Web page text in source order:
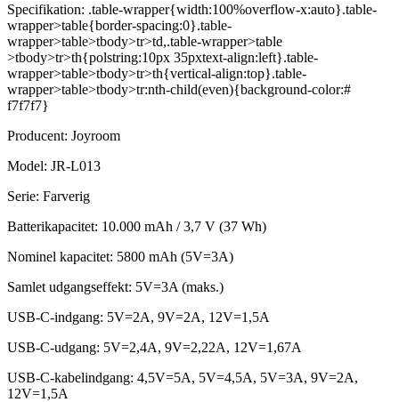
Specifikation: .table-wrapper{width:100%overflow-x:auto}.table-
wrapper>table{border-spacing:0}.table-
wrapper>table>tbody>tr>td,.table-wrapper>table
>tbody>tr>th{polstring:10px 35pxtext-align:left}.table-
wrapper>table>tbody>tr>th{vertical-align:top}.table-
wrapper>table>tbody>tr:nth-child(even){background-color:#
f7f7f7}
Producent: Joyroom
Model: JR-L013
Serie: Farverig
Batterikapacitet: 10.000 mAh / 3,7 V (37 Wh)
Nominel kapacitet: 5800 mAh (5V=3A)
Samlet udgangseffekt: 5V=3A (maks.)
USB-C-indgang: 5V=2A, 9V=2A, 12V=1,5A
USB-C-udgang: 5V=2,4A, 9V=2,22A, 12V=1,67A
USB-C-kabelindgang: 4,5V=5A, 5V=4,5A, 5V=3A, 9V=2A,
12V=1,5A